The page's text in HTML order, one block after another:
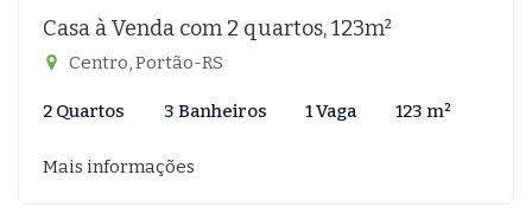
Casa à Venda com 2 quartos, 123m²
Centro, Portão-RS
2 Quartos 3 Banheiros 1 Vaga 123 m²
Mais informações